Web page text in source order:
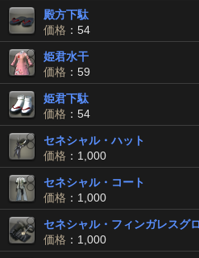
殿方下駄
価格 ：54
姫君水干
価格 ：59
姫君下駄
価格 ：54
セネシャル・ハット
価格 ：1,000
セネシャル・コート
価格 ：1,000
セネシャル・フィンガレスグ
価格 ：1,000